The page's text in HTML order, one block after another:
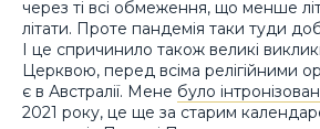
через ті всі обмеження, що менше
літати. Проте пандемія таки туди
І це спричинило також великі
Церквою, перед всіма релігійними
є в Австралії. Мене було
2021 року, це ще за старим